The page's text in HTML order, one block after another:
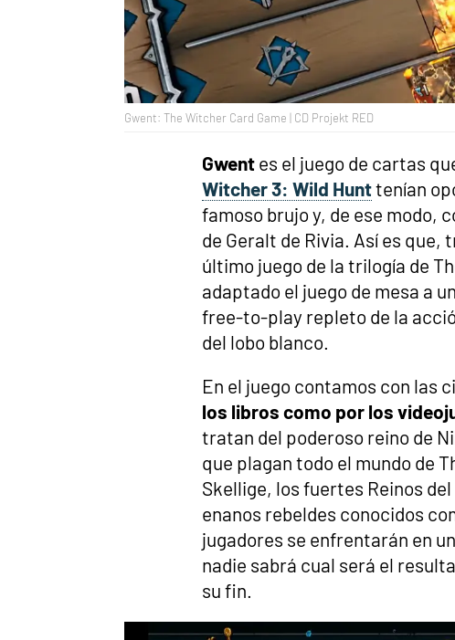
Gwent: The Witcher Card Game | CD Projekt RED
Gwent es el juego de cartas
Witcher 3: Wild Hunttenían
famoso brujo y, de ese modo,
de Geralt de Rivia. Así es
último juego de la trilogía de
adaptado el juego de mesa a
free-to-play repleto de la
del lobo blanco.
En el juego contamos con las
los libros como por los
tratan del poderoso reino de
que plagan todo el mundo de
Skellige, los fuertes Reinos
enanos rebeldes conocidos
jugadores se enfrentarán en
nadie sabrá cual será el
su fin.